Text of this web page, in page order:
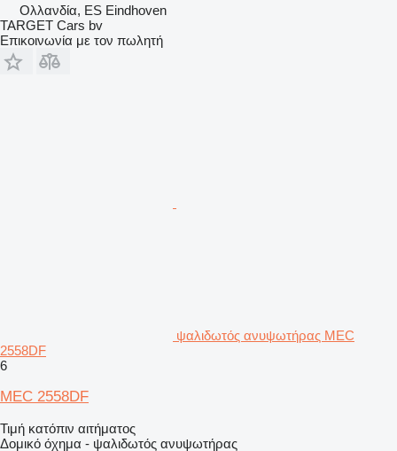
Ολλανδία, ES Eindhoven
TARGET Cars bv
Επικοινωνία με τον πωλητή
ψαλιδωτός ανυψωτήρας MEC
2558DF
6
MEC 2558DF
Τιμή κατόπιν αιτήματος
Δομικό όχημα - ψαλιδωτός ανυψωτήρας